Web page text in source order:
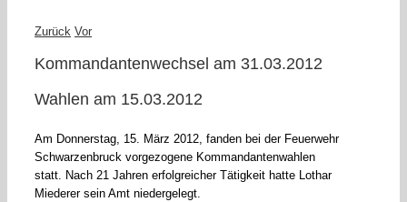
Zurück Vor
Kommandantenwechsel am 31.03.2012
Wahlen am 15.03.2012
Am Donnerstag, 15. März 2012, fanden bei der Feuerwehr
Schwarzenbruck vorgezogene Kommandantenwahlen
statt. Nach 21 Jahren erfolgreicher Tätigkeit hatte Lothar
Miederer sein Amt niedergelegt.